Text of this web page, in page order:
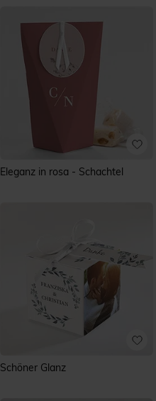
Eleganz in rosa - Schachtel
Schöner Glanz